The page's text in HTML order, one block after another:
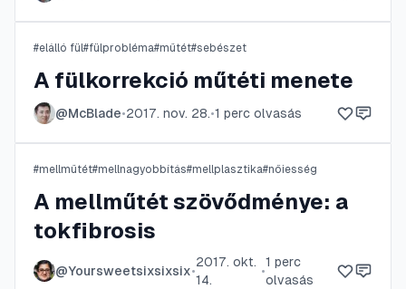
#elálló fül#fülprobléma#műtét#sebészet
A fülkorrekció műtéti menete
@McBlade•2017. nov. 28.•1 perc olvasás
#mellműtét#mellnagyobbítás#mellplasztika#nőiesség
A mellműtét szövődménye: a
tokfibrosis
@Yoursweetsixsixsix•
2017. okt.
14.
•
1 perc
olvasás